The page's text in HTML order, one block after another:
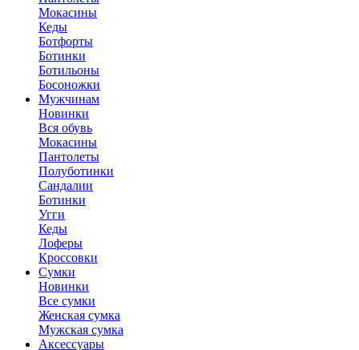
Мокасины
Кеды
Ботфорты
Ботинки
Ботильоны
Босоножки
Мужчинам
Новинки
Вся обувь
Мокасины
Пантолеты
Полуботинки
Сандалии
Ботинки
Угги
Кеды
Лоферы
Кроссовки
Сумки
Новинки
Все сумки
Женская сумка
Мужская сумка
Аксессуары